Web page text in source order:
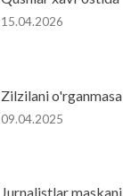
15.04.2026
Zilzilani
09.04.2025
Jurnalistlar